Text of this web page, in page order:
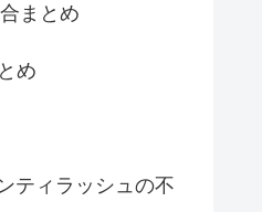
まとめ
め
ティラッシュの不